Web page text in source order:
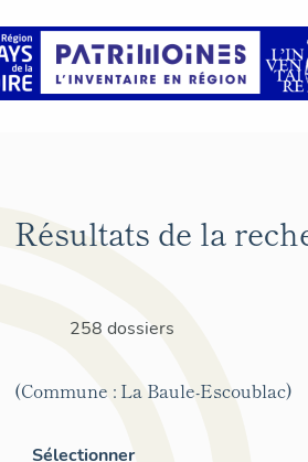
Résultats de la
258 dossiers
(Commune : La Baule-Escoublac)
Sélectionner